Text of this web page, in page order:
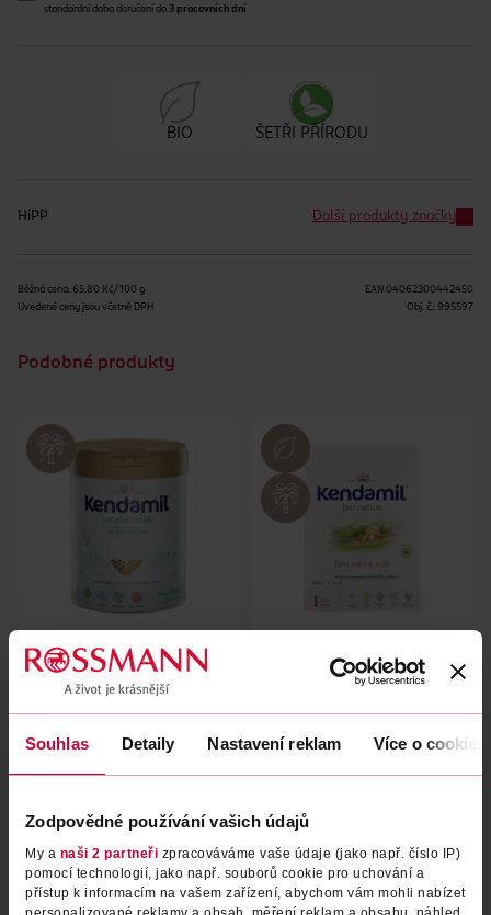
Souhlas Detaily Nastavení reklam Více o cookies
Zodpovědné používání vašich údajů
My a naši 2 partneři zpracováváme vaše údaje (jako např. číslo IP)
pomocí technologií, jako např. souborů cookie pro uchování a
přístup k informacím na vašem zařízení, abychom vám mohli nabízet
standardní doba doručení do 3 pracovních dní
BIO ŠETŘI PŘÍRODU
HiPP Další produkty značky
Běžná cena: 65.80 Kč/100 g
Uvedené ceny jsou včetně DPH
EAN 04062300442450
Obj. č.: 995597
Podobné produkty
Počáteční kojenecké mléko
Kendamil 800 g
599 Kč
DO KOŠÍKU
BIO Nature 1, 0m 600 g
Kendamil 600 g
299 Kč
DO KOŠÍKU